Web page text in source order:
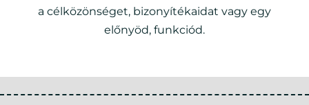
a célközönséget, bizonyítékaidat vagy egy
előnyöd, funkciód.